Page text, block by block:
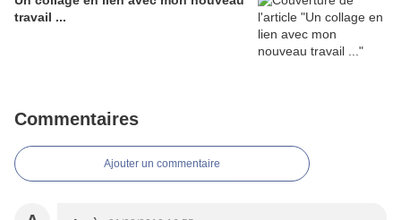
travail ...
Commentaires
Ajouter un commentaire